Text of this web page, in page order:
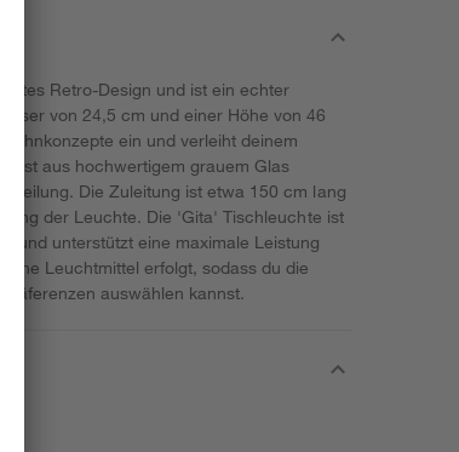
Retro-Design und ist ein echter
von 24,5 cm und einer Höhe von 46
ein und verleiht deinem
ist aus hochwertigem grauem Glas
Die Zuleitung ist etwa 150 cm lang
der Leuchte. Die 'Gita' Tischleuchte ist
und unterstützt eine maximale Leistung
Leuchtmittel erfolgt, sodass du die
auswählen kannst.